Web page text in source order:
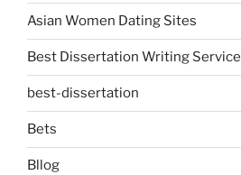
Asian Women Dating Sites
Best Dissertation Writing Service
best-dissertation
Bets
Bllog